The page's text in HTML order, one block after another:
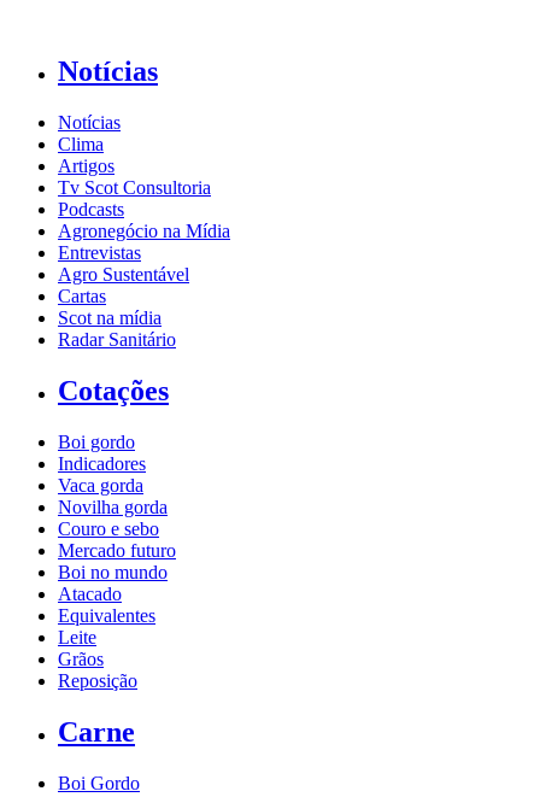
Notícias
Notícias
Clima
Artigos
Tv Scot Consultoria
Podcasts
Agronegócio na Mídia
Entrevistas
Agro Sustentável
Cartas
Scot na mídia
Radar Sanitário
Cotações
Boi gordo
Indicadores
Vaca gorda
Novilha gorda
Couro e sebo
Mercado futuro
Boi no mundo
Atacado
Equivalentes
Leite
Grãos
Reposição
Carne
Boi Gordo